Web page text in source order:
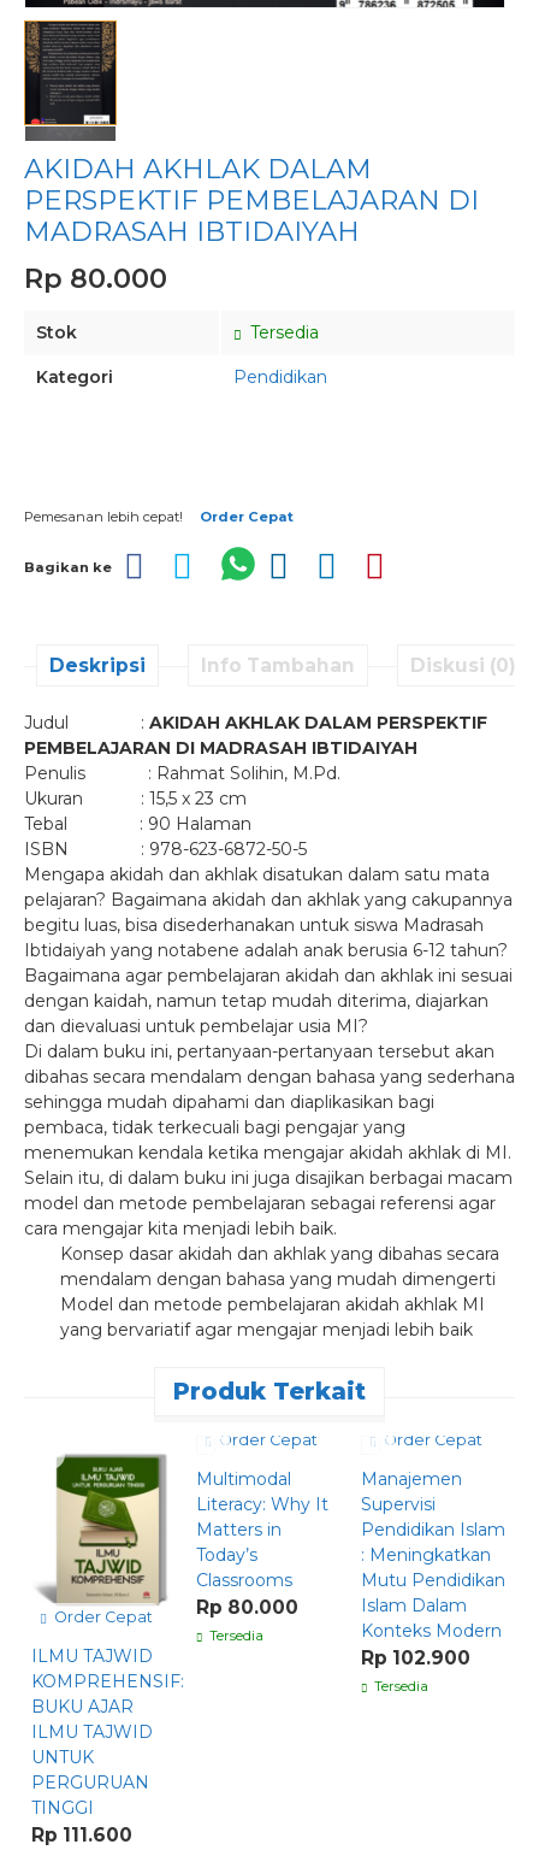
AKIDAH AKHLAK DALAM
PERSPEKTIF PEMBELAJARAN DI
MADRASAH IBTIDAIYAH
Rp 80.000
Stok Tersedia
Kategori Pendidikan
Pemesanan lebih cepat! Order Cepat
Bagikan ke
Deskripsi Info Tambahan Diskusi (0)
Judul : AKIDAH AKHLAK DALAM PERSPEKTIF
PEMBELAJARAN DI MADRASAH IBTIDAIYAH
Penulis : Rahmat Solihin, M.Pd.
Ukuran : 15,5 x 23 cm
Tebal : 90 Halaman
ISBN : 978-623-6872-50-5
Mengapa akidah dan akhlak disatukan dalam satu mata
pelajaran? Bagaimana akidah dan akhlak yang cakupannya
begitu luas, bisa disederhanakan untuk siswa Madrasah
Ibtidaiyah yang notabene adalah anak berusia 6-12 tahun?
Bagaimana agar pembelajaran akidah dan akhlak ini sesuai
dengan kaidah, namun tetap mudah diterima, diajarkan
dan dievaluasi untuk pembelajar usia MI?
Di dalam buku ini, pertanyaan-pertanyaan tersebut akan
dibahas secara mendalam dengan bahasa yang sederhana
sehingga mudah dipahami dan diaplikasikan bagi
pembaca, tidak terkecuali bagi pengajar yang
menemukan kendala ketika mengajar akidah akhlak di MI.
Selain itu, di dalam buku ini juga disajikan berbagai macam
model dan metode pembelajaran sebagai referensi agar
cara mengajar kita menjadi lebih baik.
Konsep dasar akidah dan akhlak yang dibahas secara
mendalam dengan bahasa yang mudah dimengerti
Model dan metode pembelajaran akidah akhlak MI
yang bervariatif agar mengajar menjadi lebih baik
Produk Terkait
Order Cepat
ILMU TAJWID
KOMPREHENSIF:
BUKU AJAR
ILMU TAJWID
UNTUK
PERGURUAN
TINGGI
Rp 111.600
Order Cepat
Multimodal
Literacy: Why It
Matters in
Today’s
Classrooms
Rp 80.000
Tersedia
Order Cepat
Manajemen
Supervisi
Pendidikan Islam
: Meningkatkan
Mutu Pendidikan
Islam Dalam
Konteks Modern
Rp 102.900
Tersedia